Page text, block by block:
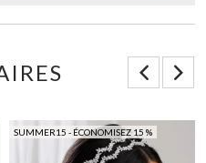
SUMMER15 - ÉCONOMISEZ 15 %